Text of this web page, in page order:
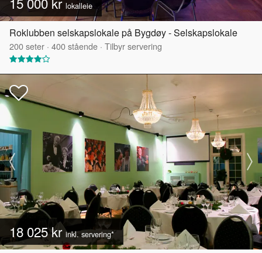
lokalleie
Roklubben selskapslokale på Bygdøy - Selskapslokale
200seter · 400stående · Tilbyr servering
18 025 krinkl. servering*